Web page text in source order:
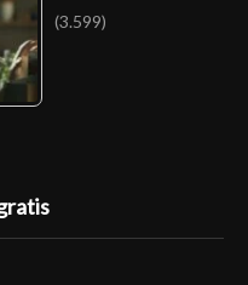
(3.599)